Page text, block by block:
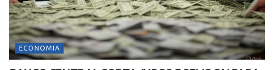
ECONOMIA